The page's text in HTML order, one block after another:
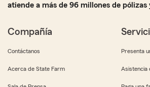
atiende a más de 96 millones de pólizas
Compañía
Contáctanos
Acerca de State Farm
Presenta
Asistencia